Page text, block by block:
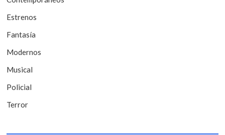
n
t
r
a
d
a
s
Estrenos
Fantasía
Modernos
Musical
Policial
Terror